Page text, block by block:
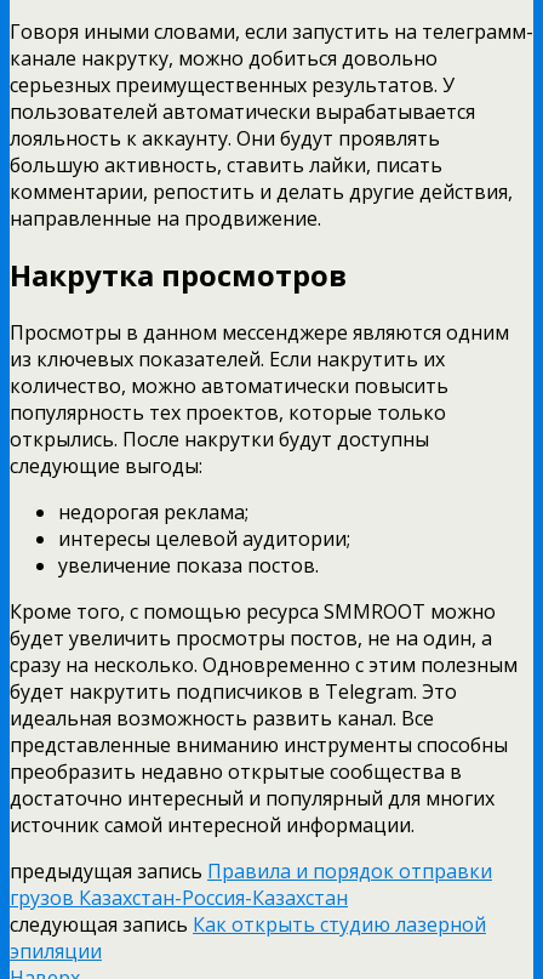
Говоря иными словами, если запустить на телеграмм-
канале накрутку, можно добиться довольно
серьезных преимущественных результатов. У
пользователей автоматически вырабатывается
лояльность к аккаунту. Они будут проявлять
большую активность, ставить лайки, писать
комментарии, репостить и делать другие действия,
направленные на продвижение.
Накрутка просмотров
Просмотры в данном мессенджере являются одним
из ключевых показателей. Если накрутить их
количество, можно автоматически повысить
популярность тех проектов, которые только
открылись. После накрутки будут доступны
следующие выгоды:
недорогая реклама;
интересы целевой аудитории;
увеличение показа постов.
Кроме того, с помощью ресурса SMMROOT можно
будет увеличить просмотры постов, не на один, а
сразу на несколько. Одновременно с этим полезным
будет накрутить подписчиков в Telegram. Это
идеальная возможность развить канал. Все
представленные вниманию инструменты способны
преобразить недавно открытые сообщества в
достаточно интересный и популярный для многих
источник самой интересной информации.
предыдущая запись Правила и порядок отправки
грузов Казахстан-Россия-Казахстан
следующая запись Как открыть студию лазерной
эпиляции